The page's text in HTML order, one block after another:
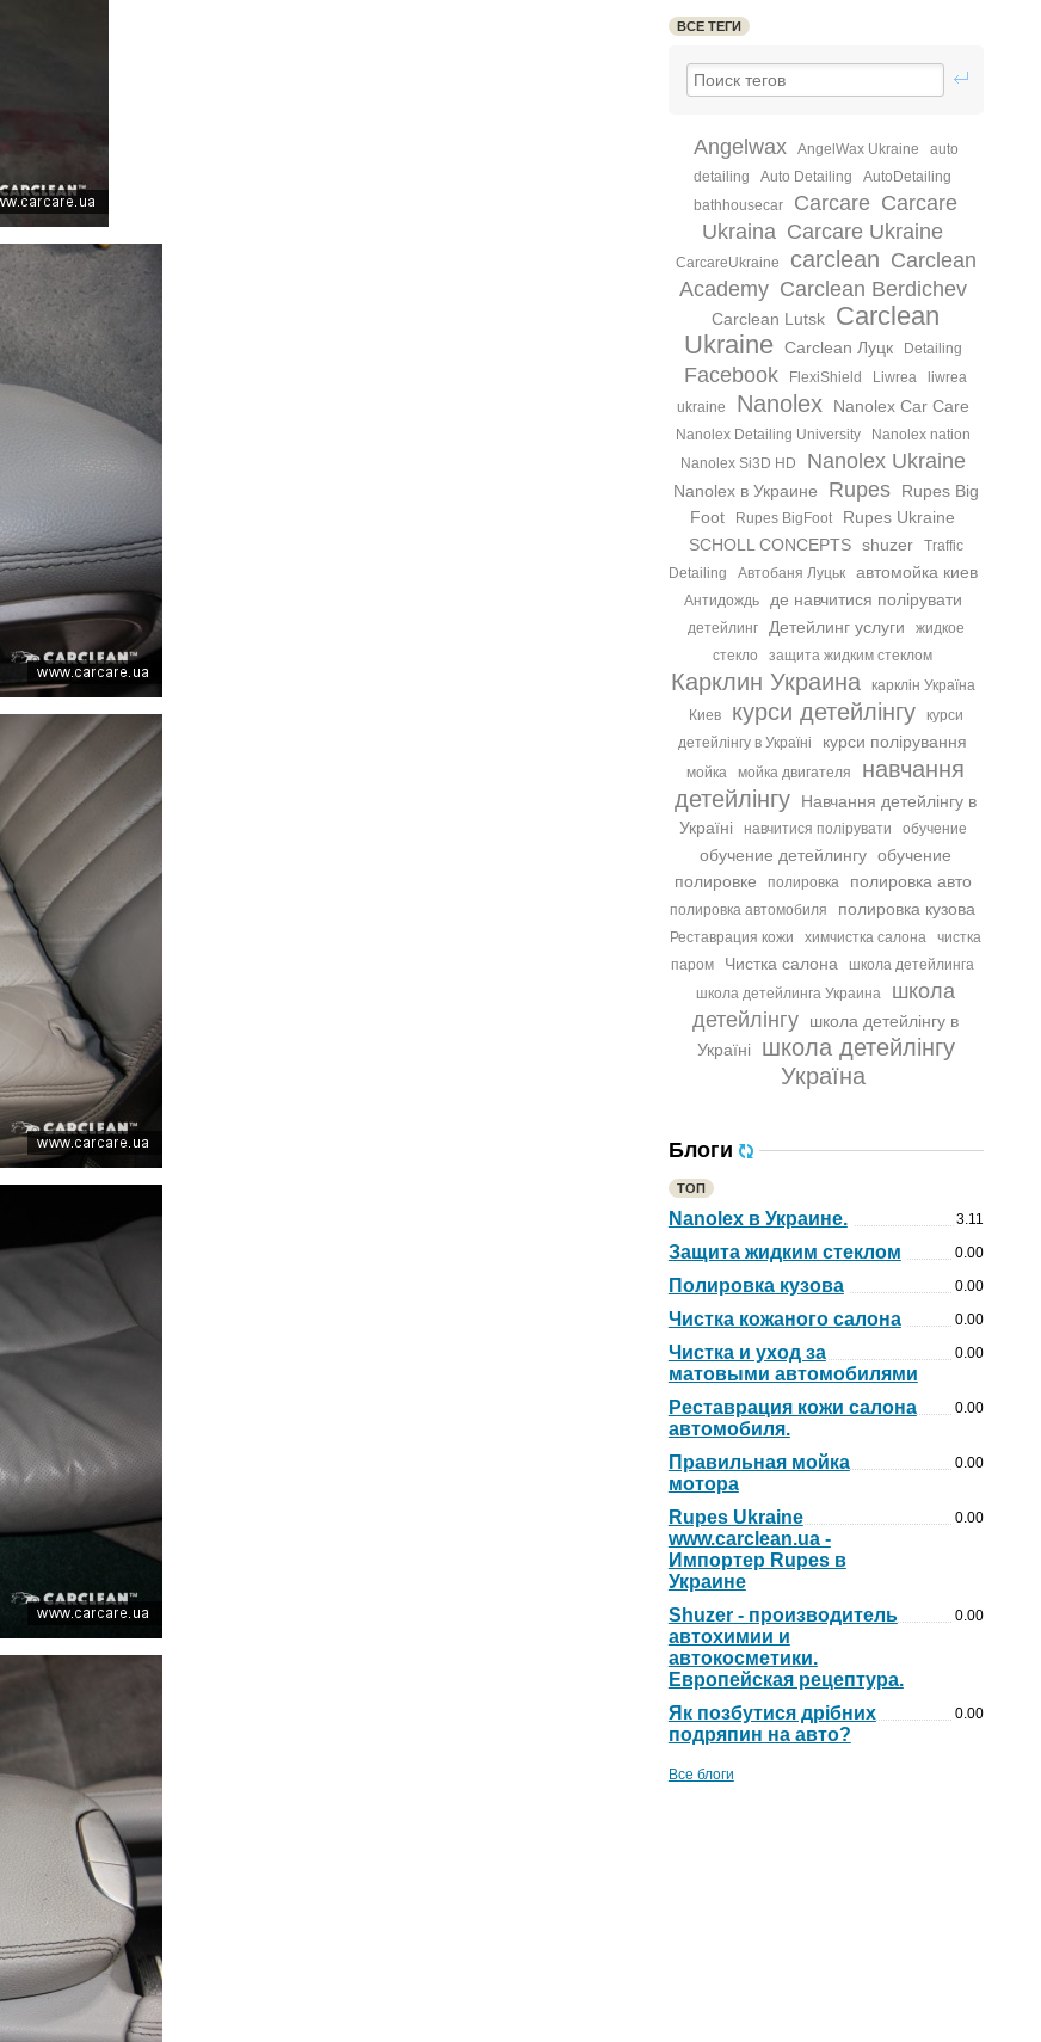
ВСЕ ТЕГИ
Angelwax AngelWax Ukraine
auto
detailing
Auto Detailing‬
AutoDetailing‬
bathhousecar
Carcare Carcare
Ukraina Carcare Ukraine
CarcareUkraine carclean Carclean
Academy Carclean Berdichev
Carclean Lutsk
Carclean
Ukraine Carclean Луцк Detailing‬
Facebook FlexiShield Liwrea
liwrea
ukraine
Nanolex Nanolex Car Care
Nanolex Detailing University
Nanolex nation
Nanolex Si3D HD
Nanolex Ukraine
Nanolex в Украине Rupes
Rupes Big
Foot
Rupes BigFoot
Rupes Ukraine
SCHOLL CONCEPTS shuzer
Traffic
Detailing
Автобаня Луцьк автомойка киев
Антидождь де навчитися полірувати
детейлинг Детейлинг услуги
жидкое
стекло
защита жидким стеклом
Карклин Украина
карклін Україна
Киев
курси детейлінгу
курси
детейлінгу в Україні
курси полірування
мойка мойка двигателя
навчання
детейлінгу
Навчання детейлінгу в
Україні
навчитися полірувати обучение
обучение детейлингу обучение
полировке
полировка полировка авто
полировка автомобиля полировка кузова
Реставрация кожи химчистка салона
чистка
паром
Чистка салона
школа детейлинга
школа детейлинга Украина
школа
детейлінгу
школа детейлінгу в
Україні
школа детейлінгу
Україна
Блоги
ТОП
Nanolex в Украине. 3.11
Защита жидким стеклом 0.00
Полировка кузова 0.00
Чистка кожаного салона 0.00
Чистка и уход за
матовыми автомобилями
0.00
Реставрация кожи салона
автомобиля.
0.00
Правильная мойка
мотора
0.00
Rupes Ukraine
www.carclean.ua -
Импортер Rupes в
Украине
0.00
Shuzer - производитель
автохимии и
автокосметики.
Европейская рецептура.
0.00
Як позбутися дрібних
подряпин на авто?
0.00
Все блоги